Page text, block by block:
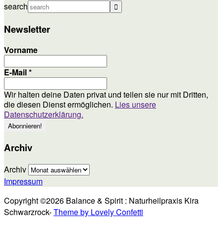
search
Newsletter
Vorname
E-Mail*
Wir halten deine Daten privat und teilen sie nur mit Dritten,
die diesen Dienst ermöglichen. Lies unsere
Datenschutzerklärung.
Archiv
Archiv
Impressum
Copyright ©2026 Balance & Spirit : Naturheilpraxis Kira
Schwarzrock-Theme by Lovely Confetti